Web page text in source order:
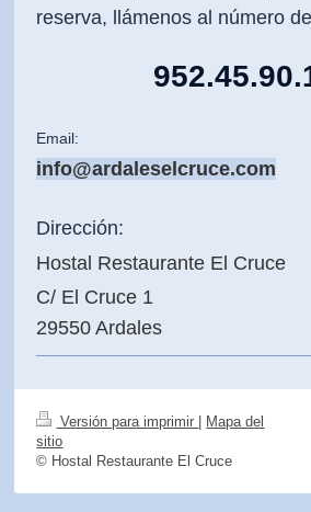
reserva, llámenos al número
952.
Email:
info@ardaleselcruce.com
Dirección:
Hostal Restaurante El Cruce
C/ El Cruce 1
29550 Ardales
Versión para imprimir
Mapa del
sitio
© Hostal Restaurante El Cruce